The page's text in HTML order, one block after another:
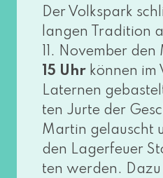
Der Volkspark
lan­gen Tradition
11. November
15 Uhrkön­nen im
Laternen
ten Jurte der
Martin gelauscht
den Lagerfeuer
ten wer­den. Dazu